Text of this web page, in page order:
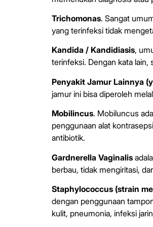
Trichomonas. Sangat
yang terinfeksi tidak
Kandida / Kandidiasis,
terinfeksi. Dengan kata lain,
Penyakit Jamur Lainnya
jamur ini bisa diperoleh
Mobilincus. Mobiluncus
penggunaan alat
antibiotik.
Gardnerella Vaginalis
berbau, tidak mengiritasi,
Staphylococcus (strain
dengan penggunaan
kulit, pneumonia, infeksi